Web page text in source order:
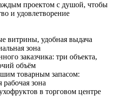
проектом с душой, чтобы
и удовлетворение